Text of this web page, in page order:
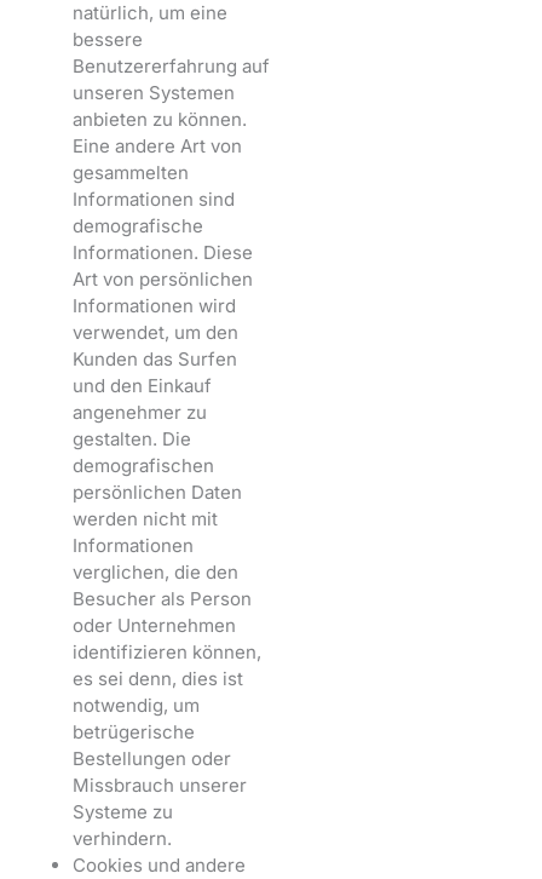
natürlich, um eine
bessere
Benutzererfahrung auf
unseren Systemen
anbieten zu können.
Eine andere Art von
gesammelten
Informationen sind
demografische
Informationen. Diese
Art von persönlichen
Informationen wird
verwendet, um den
Kunden das Surfen
und den Einkauf
angenehmer zu
gestalten. Die
demografischen
persönlichen Daten
werden nicht mit
Informationen
verglichen, die den
Besucher als Person
oder Unternehmen
identifizieren können,
es sei denn, dies ist
notwendig, um
betrügerische
Bestellungen oder
Missbrauch unserer
Systeme zu
verhindern.
Cookies und andere